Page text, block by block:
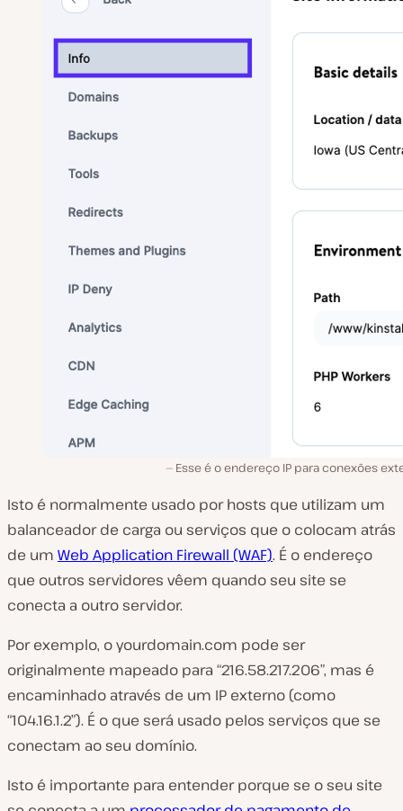
Esse é o endereço IP para conexões
Isto é normalmente usado por hosts que utilizam um
balanceador de carga ou serviços que o colocam atrás
de um Web Application Firewall (WAF). É o endereço
que outros servidores vêem quando seu site se
conecta a outro servidor.
Por exemplo, oyourdomain.com pode ser
originalmente mapeado para “216.58.217.206”, mas é
encaminhado através de um IP externo (como
“104.16.1.2”). É o que será usado pelos serviços que se
conectam ao seu domínio.
Isto é importante para entender porque se o seu site